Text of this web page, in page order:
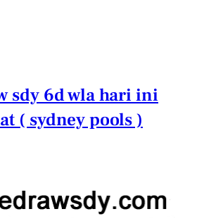
sdy 6d wla hari ini
( sydney pools )